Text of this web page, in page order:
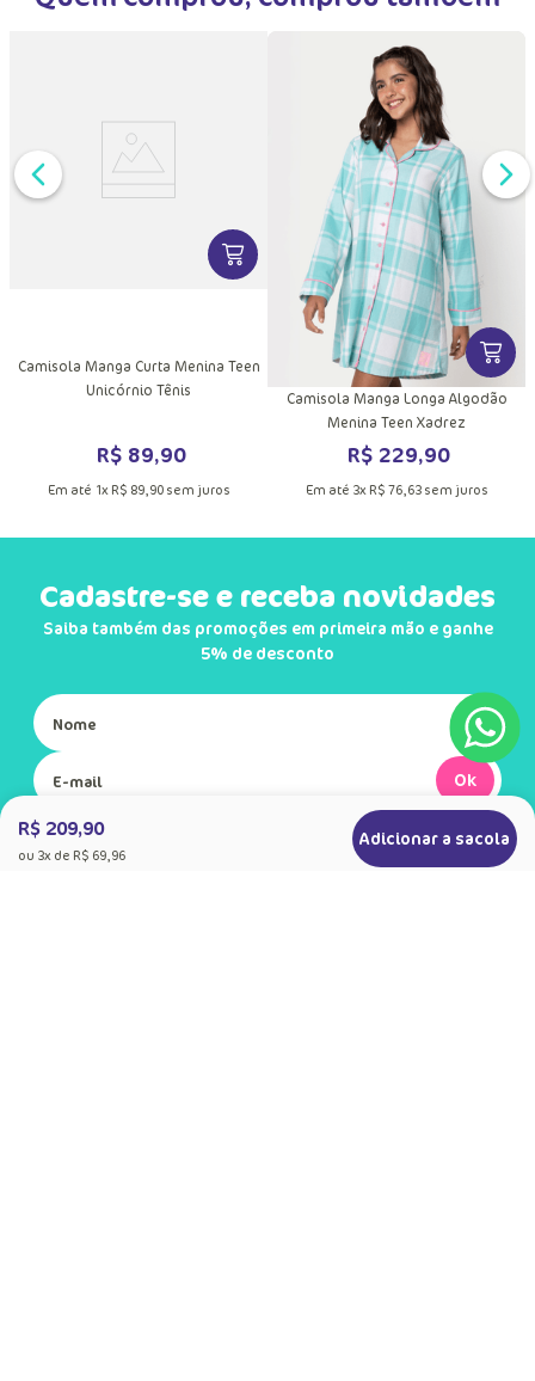
INFORMAÇÕES DO PRODUTOVER MAIS INFORMAÇÕES DO
Camisola Manga Curta Menina Teen
Unicórnio Tênis
R$ 89,90
Em até 1x R$ 89, 90sem juros
VER
Camisola Manga Longa Algodão
Menina Teen Xadrez
R$ 229,90
Em até 3x R$ 76, 63sem juros
R$ 209,90
ou 3x de R$ 69,96
Adicionar a sacola
Cadastre-se e receba novidades
Saiba também das promoções em primeira mão e ganhe
5% de desconto
Ok
Ao se cadastrar, você concorda com a nossa